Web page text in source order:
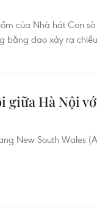
của Nhà hát Con
bằng dao xảy ra
giữa Hà Nội
New South Wales